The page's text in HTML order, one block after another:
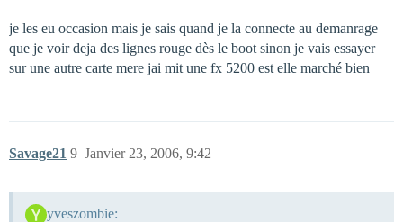
je les eu occasion mais je sais quand je la connecte au demanrage
que je voir deja des lignes rouge dès le boot sinon je vais essayer
sur une autre carte mere jai mit une fx 5200 est elle marché bien
Savage21 Janvier 23, 2006, 9:42
9
yveszombie: